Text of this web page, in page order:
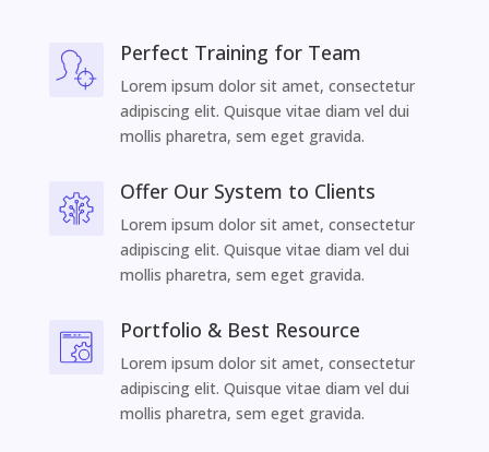
Perfect Training for Team
Lorem ipsum dolor sit amet, consectetur
adipiscing elit. Quisque vitae diam vel dui
mollis pharetra, sem eget gravida.
Offer Our System to Clients
Lorem ipsum dolor sit amet, consectetur
adipiscing elit. Quisque vitae diam vel dui
mollis pharetra, sem eget gravida.
Portfolio & Best Resource
Lorem ipsum dolor sit amet, consectetur
adipiscing elit. Quisque vitae diam vel dui
mollis pharetra, sem eget gravida.